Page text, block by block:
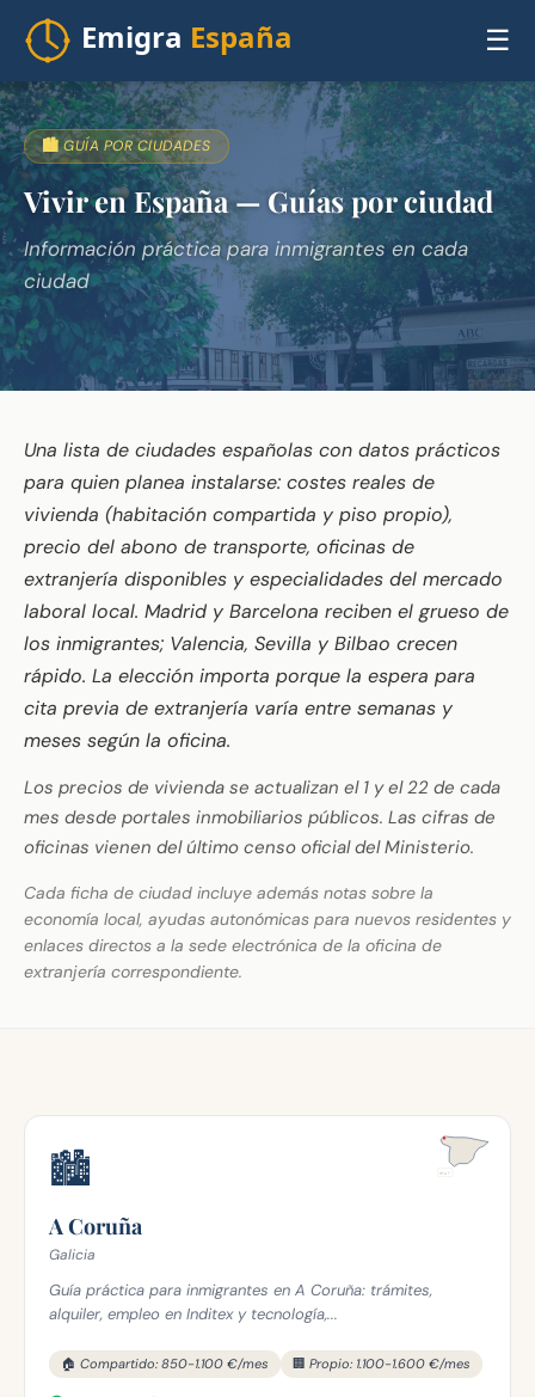
☰
🏙️ GUÍA POR CIUDADES
Vivir en España — Guías por ciudad
Información práctica para inmigrantes en cada
ciudad
Una lista de ciudades españolas con datos prácticos
para quien planea instalarse: costes reales de
vivienda (habitación compartida y piso propio),
precio del abono de transporte, oficinas de
extranjería disponibles y especialidades del mercado
laboral local. Madrid y Barcelona reciben el grueso de
los inmigrantes; Valencia, Sevilla y Bilbao crecen
rápido. La elección importa porque la espera para
cita previa de extranjería varía entre semanas y
meses según la oficina.
Los precios de vivienda se actualizan el 1 y el 22 de cada
mes desde portales inmobiliarios públicos. Las cifras de
oficinas vienen del último censo oficial del Ministerio.
Cada ficha de ciudad incluye además notas sobre la
economía local, ayudas autonómicas para nuevos residentes y
enlaces directos a la sede electrónica de la oficina de
extranjería correspondiente.
🏙️
A Coruña
Galicia
Guía práctica para inmigrantes en A Coruña: trámites,
alquiler, empleo en Inditex y tecnología,...
🏠 Compartido: 850-1.100 €/mes 🏢 Propio: 1.100-1.600 €/mes